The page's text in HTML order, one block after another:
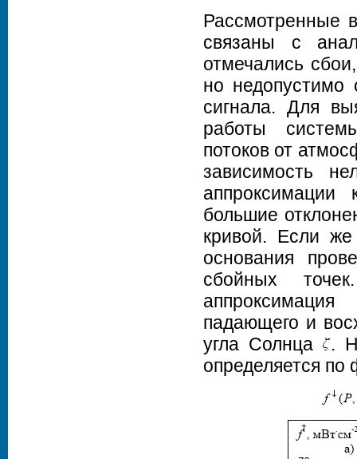
Рассмотренные
связаны с
отмечались
но недопустимо
сигнала. Для
работы
потоков от
зависимость
аппроксимации
большие
кривой. Если же
основания
сбойных
падающего и
угла Солнца .
определяется